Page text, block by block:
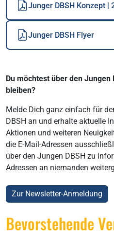
Junger DBSH Konzept |
Junger DBSH Flyer
Du möchtest über den
bleiben?
Melde Dich ganz einfach für
DBSH an und erhalte aktuelle
Aktionen und weiteren
die E-Mail-Adressen
über den Jungen DBSH zu
Adressen an niemanden
Zur Newsletter-Anmeldung
Bevorstehende